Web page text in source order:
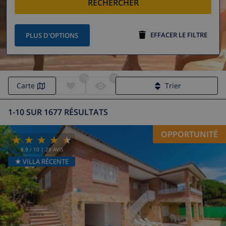
RECHERCHER
PLUS D'OPTIONS EFFACER LE FILTRE
1-10 SUR 1677 RÉSULTATS
Carte Trier
8.9 / 10 | 28 AVIS
★ VILLA RÉCENTE
OPPORTUNITÉ